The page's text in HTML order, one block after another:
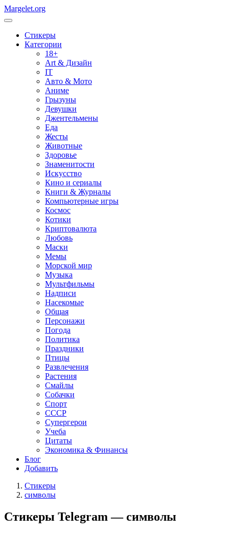
Margelet.org
Стикеры
Категории
18+
Art & Дизайн
IT
Авто & Мото
Аниме
Грызуны
Девушки
Джентельмены
Еда
Жесты
Животные
Здоровье
Знаменитости
Искусство
Кино и сериалы
Книги & Журналы
Компьютерные игры
Космос
Котики
Криптовалюта
Любовь
Маски
Мемы
Морской мир
Музыка
Мультфильмы
Надписи
Насекомые
Общая
Персонажи
Погода
Политика
Праздники
Птицы
Развлечения
Растения
Смайлы
Собачки
Спорт
СССР
Супергерои
Учеба
Цитаты
Экономика & Финансы
Блог
Добавить
Стикеры
символы
Стикеры Telegram — символы